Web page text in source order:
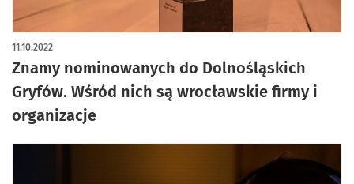
Znamy nominowanych do Dolnośląskich
Gryfów. Wśród nich są wrocławskie firmy i
organizacje
11.10.2022